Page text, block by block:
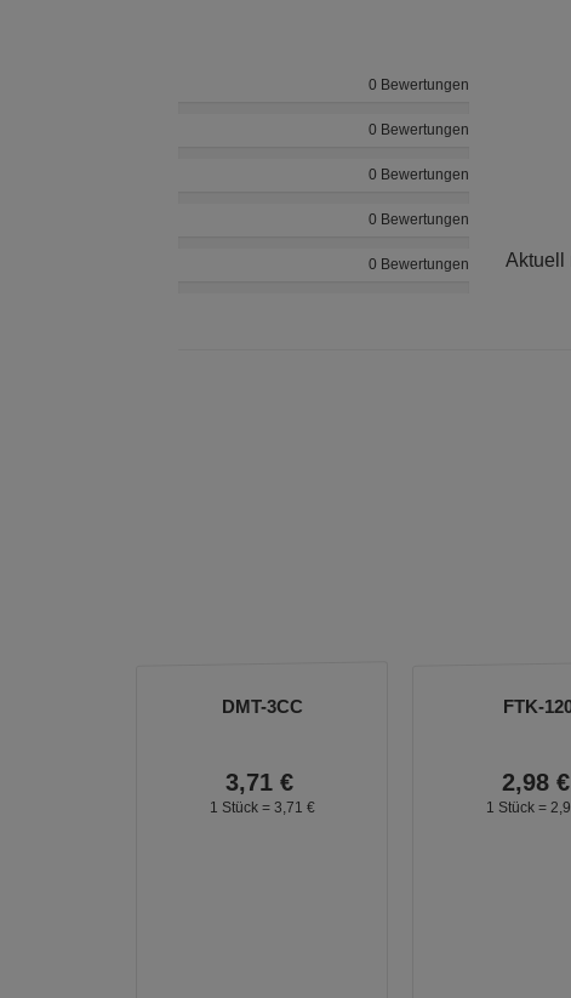
0 Bewertungen
0 Bewertungen
0 Bewertungen
0 Bewertungen
0 Bewertungen Aktuell
DMT-3CC
3,71 €
1 Stück = 3, 71 €
FTK-
2,98 €
1 Stück = 2,